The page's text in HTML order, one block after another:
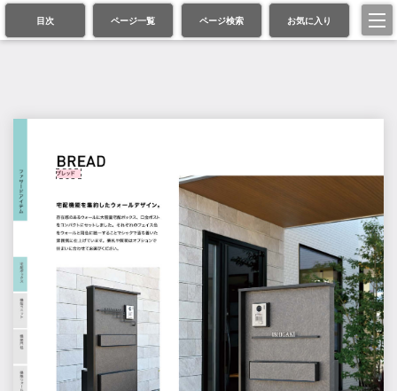
目次 ページ一覧 ページ検索 お気に入り